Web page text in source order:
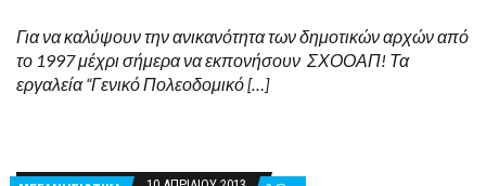
Για να καλύψουν την ανικανότητα των δημοτικών αρχών από
το 1997 μέχρι σήμερα να εκπονήσουν ΣΧΟΟΑΠ! Τα
εργαλεία “Γενικό Πολεοδομικό […]